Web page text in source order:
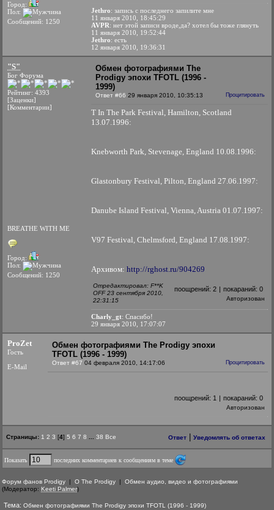
Город:
Пол:
Сообщений: 1250
Jethro: запись с последнего запилите мне
11 января 2010, 18:45:29
AVPR: нет этой записи вроде,да? хотел бы тоже глянуть
11 января 2010, 19:52:44
Jethro: есть
12 января 2010, 19:36:31
"S"
Бог Форума
Рейтинг: 4393
[Заценки]
[Комментарии]
BREATHE WITH ME
Город:
Пол:
Сообщений: 1250
Обмен фотографиями The
Prodigy эпохи TFOTL (1996 -
1999)
Ответ #66 29 января 2010, 10:35:13 Процитировать
T In The Park Festival, Hamilton, Scotland
13.07.1996:
Knebworth Park, Stevenage, England 10.08.1996:
Glastonbury Festival, Pilton, England 27.06.1997:
Danube Island Festival, Vienna, Austria 01.07.1997:
V97 Festival, Chelmsford, England 17.08.1997:
Архивом: http://rghost.ru/904269
Отредактировал: F**K
OFF 23 сентября 2010,
22:31:15
поощрений: 2 | покараний: 0
Авторизован
Charly_gt: Спасибо!
29 января 2010, 17:07:07
ProZet
Гость
E-Mail
Обмен фотографиями The Prodigy эпохи
TFOTL (1996 - 1999)
Ответ #67 04 февраля 2010, 14:17:06 Процитировать
поощрений: 1 | покараний: 0
Авторизован
Страницы: 1 2 3 [4] 5 6 7 8 38 Все Ответ Уведомлять об ответах
Показать последних комментариев к сообщениям в теме
Форум фанов Prodigy | О The Prodigy | Обмен аудио, видео и фотографиями
(Модератор: Keeti Palmer)
Тема: Обмен фотографиями The Prodigy эпохи TFOTL (1996 - 1999)